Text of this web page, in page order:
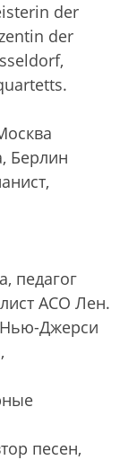
der
der
Берлин
педагог
АСО Лен.
Джерси
песен,